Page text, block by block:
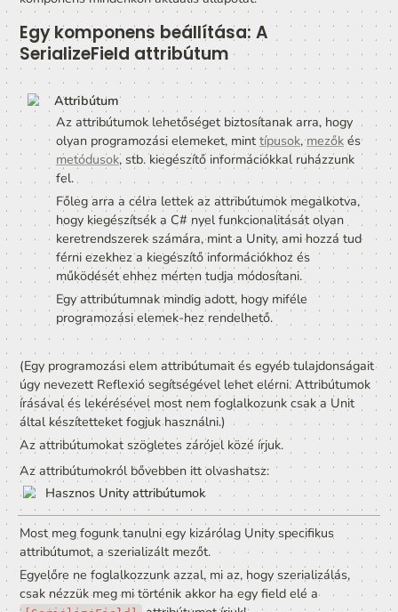
	{
		currentHP = maxHP;
	}
Az életszámnak nincs értelme egy konkrét ellenfél
nélkül és fordítva, az ellenfél értelmezhetetlen élet
ellenfél objektum és az ő mezői tehát  szorosan
összekapcsolódnak. A field-ek összessége jelenti egy
komponens mindenkori aktuális állapotát.
Egy komponens beállítása: A
SerializeField attribútum
Attribútum
Az attribútumok lehetőséget biztosítanak arra,
olyan programozási elemeket, mint típusok,
metódusok, stb. kiegészítő információkkal
fel.
Főleg arra a célra lettek az attribútumok
hogy kiegészítsék a C# nyel funkcionalitását
keretrendszerek számára, mint a Unity, ami
férni ezekhez a kiegészítő információkhoz és
működését ehhez mérten tudja módosítani.
Egy attribútumnak mindig adott, hogy miféle
programozási elemek-hez rendelhető.